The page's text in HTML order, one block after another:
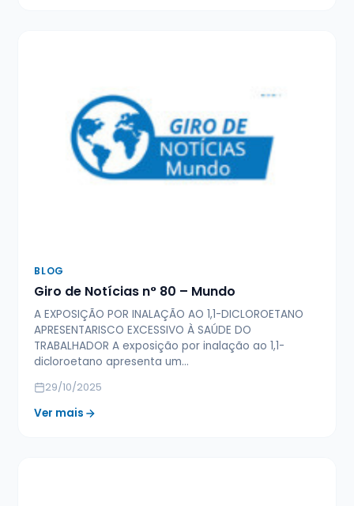
BLOG
Giro de Notícias n° 80 – Mundo
A EXPOSIÇÃO POR INALAÇÃO AO 1,1-DICLOROETANO
APRESENTARISCO EXCESSIVO À SAÚDE DO
TRABALHADOR A exposição por inalação ao 1,1-
dicloroetano apresenta um…
29/10/2025
Ver mais